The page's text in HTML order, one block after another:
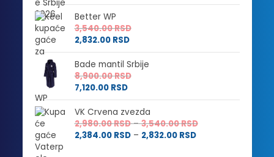
Better WP
3,540.00RSD
2,832.00 RSD
Bade mantil Srbije
8,900.00RSD
7,120.00 RSD
VK Crvena zvezda
2,980.00RSD – 3,540.00RSDRaspon
2,384.00 RSD – 2,832.00 RSDRaspon